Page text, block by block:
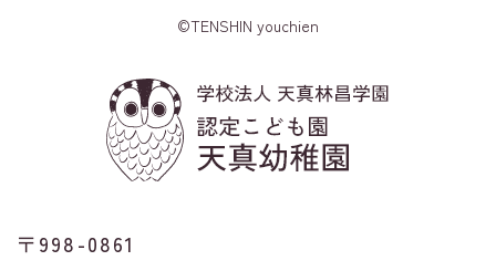
©TENSHIN youchien
〒998-0861